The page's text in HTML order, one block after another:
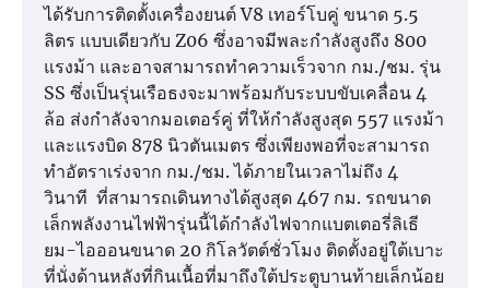
ได้รับการติดตั้งเครื่องยนต์ V8 เทอร์โบคู่ ขนาด 5.5
ลิตร แบบเดียวกับ Z06 ซึ่งอาจมีพละกำลังสูงถึง 800
แรงม้า และอาจสามารถทำความเร็วจาก กม./ชม. รุ่น
SS ซึ่งเป็นรุ่นเรือธงจะมาพร้อมกับระบบขับเคลื่อน 4
ล้อ ส่งกำลังจากมอเตอร์คู่ ที่ให้กำลังสูงสุด 557 แรงม้า
และแรงบิด 878 นิวตันเมตร ซึ่งเพียงพอที่จะสามารถ
ทำอัตราเร่งจาก กม./ชม. ได้ภายในเวลาไม่ถึง 4
วินาที ที่สามารถเดินทางได้สูงสุด 467 กม. รถขนาด
เล็กพลังงานไฟฟ้ารุ่นนี้ได้กำลังไฟจากแบตเตอรี่ลิเธี
ยม-ไอออนขนาด 20 กิโลวัตต์ชั่วโมง ติดตั้งอยู่ใต้เบาะ
ที่นั่งด้านหลังที่กินเนื้อที่มาถึงใต้ประตูบานท้ายเล็กน้อย